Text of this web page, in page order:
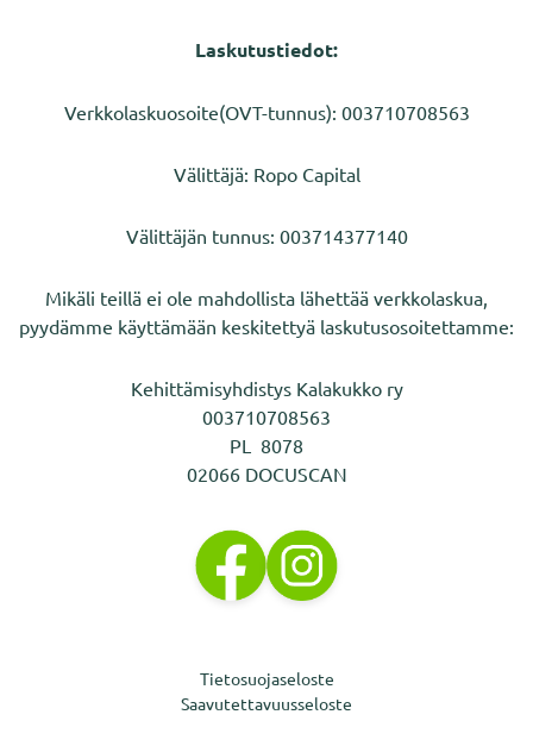
Laskutustiedot:
Verkkolaskuosoite(OVT-tunnus): 003710708563
Välittäjä: Ropo Capital
Välittäjän tunnus: 003714377140
Mikäli teillä ei ole mahdollista lähettää verkkolaskua,
pyydämme käyttämään keskitettyä laskutusosoitettamme:
Kehittämisyhdistys Kalakukko ry
003710708563
PL 8078
02066 DOCUSCAN
Tietosuojaseloste
Saavutettavuusseloste